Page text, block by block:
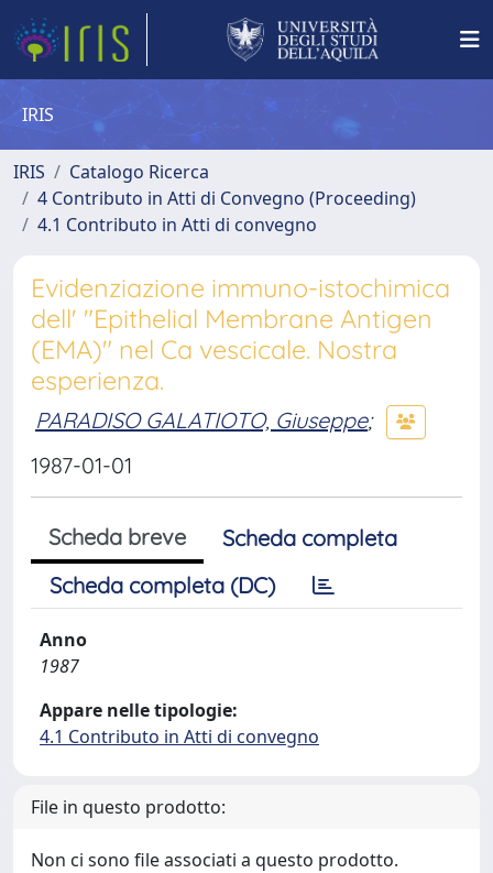
IRIS
IRIS
Catalogo Ricerca
4 Contributo in Atti di Convegno (Proceeding)
4.1 Contributo in Atti di convegno
Evidenziazione immuno-istochimica
dell' "Epithelial Membrane Antigen
(EMA)" nel Ca vescicale. Nostra
esperienza.
PARADISO GALATIOTO, Giuseppe;
1987-01-01
Scheda breve
Scheda completa
Scheda completa (DC)
Anno
1987
Appare nelle tipologie:
4.1 Contributo in Atti di convegno
File in questo prodotto:
Non ci sono file associati a questo prodotto.